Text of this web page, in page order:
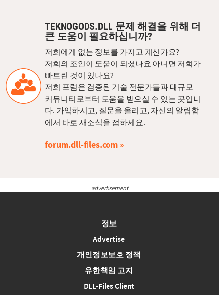
TEKNOGODS.DLL 문제 해결을 위해 더
큰 도움이 필요하십니까?
저희에게 없는 정보를 가지고 계신가요?
저희의 조언이 도움이 되셨나요 아니면 저희가
빠트린 것이 있나요?
저희 포럼은 검증된 기술 전문가들과 대규모
커뮤니티로부터 도움을 받으실 수 있는 곳입니
다. 가입하시고, 질문을 올리고, 자신의 알림함
에서 바로 새소식을 접하세요.
forum.dll-files.com
advertisement
정보
Advertise
개인정보보호 정책
유한책임 고지
DLL-Files Client